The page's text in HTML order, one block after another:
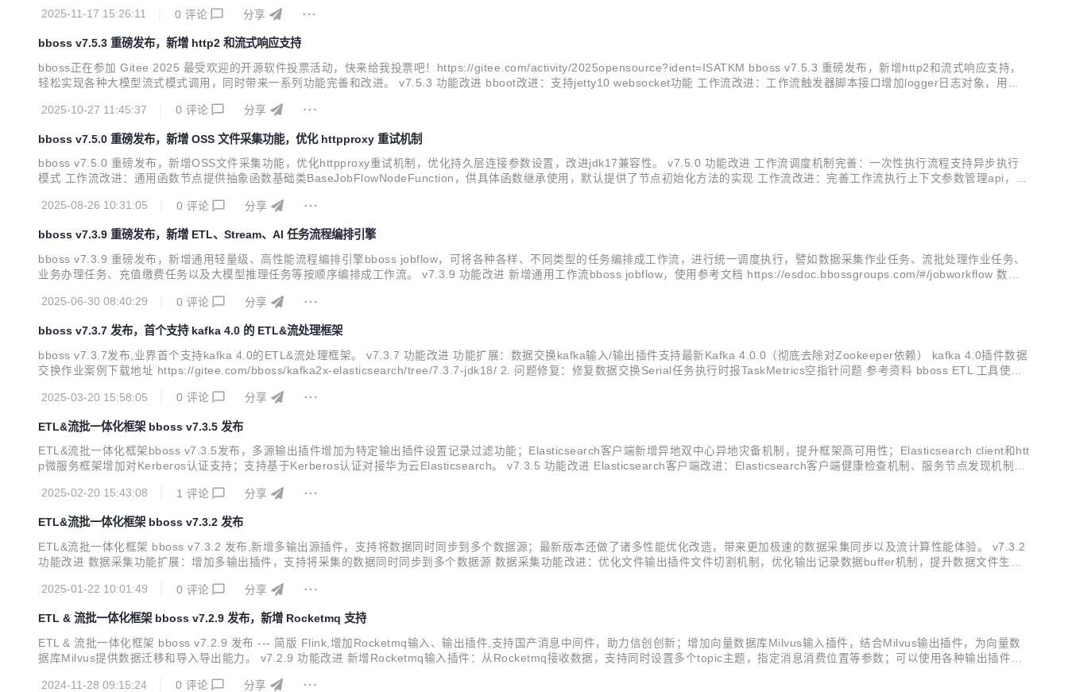
2025-11-17 15:26:11
0 评论 分享
bboss v7.5.3 重磅发布，新增 http2 和流式响应支持
bboss正在参加 Gitee 2025 最受欢迎的开源软件投票活动，快来给我投票吧！https://gitee.com/activity/2025opensource?ident=ISATKM bboss v7.5.3 重磅发布，新增http2和流式响应支持，
轻松实现各种大模型流式模式调用，同时带来一系列功能完善和改进。 v7.5.3 功能改进 bboot改进：支持jetty10 websocket功能 工作流改进：工作流触发器脚本接口增加logger日志对象，用于
2025-10-27 11:45:37
0 评论 分享
bboss v7.5.0 重磅发布，新增 OSS 文件采集功能，优化 httpproxy 重试机制
bboss v7.5.0 重磅发布，新增OSS文件采集功能，优化httpproxy重试机制，优化持久层连接参数设置，改进jdk17兼容性。 v7.5.0 功能改进 工作流调度机制完善：一次性执行流程支持异步执行
模式 工作流改进：通用函数节点提供抽象函数基础类BaseJobFlowNodeFunction，供具体函数继承使用，默认提供了节点初始化方法的实现 工作流改进：完善工作流执行上下文参数管理api，获
2025-08-26 10:31:05
0 评论 分享
bboss v7.3.9 重磅发布，新增 ETL、Stream、AI 任务流程编排引擎
bboss v7.3.9 重磅发布，新增通用轻量级、高性能流程编排引擎bboss jobflow，可将各种各样、不同类型的任务编排成工作流，进行统一调度执行，譬如数据采集作业任务、流批处理作业任务、
业务办理任务、充值缴费任务以及大模型推理任务等按顺序编排成工作流。 v7.3.9 功能改进 新增通用工作流bboss jobflow，使用参考文档 https://esdoc.bbossgroups.com/#/jobworkflow 数据
2025-06-30 08:40:29
0 评论 分享
bboss v7.3.7 发布，首个支持 kafka 4.0 的 ETL&流处理框架
bboss v7.3.7发布,业界首个支持kafka 4.0的ETL&流处理框架。 v7.3.7 功能改进 功能扩展：数据交换kafka输入/输出插件支持最新Kafka 4.0.0（彻底去除对Zookeeper依赖） kafka 4.0插件数据
交换作业案例下载地址 https://gitee.com/bboss/kafka2x-elasticsearch/tree/7.3.7-jdk18/ 2. 问题修复：修复数据交换Serial任务执行时报TaskMetrics空指针问题 参考资料 bboss ETL 工具使用
2025-03-20 15:58:05
0 评论 分享
ETL&流批一体化框架 bboss v7.3.5 发布
ETL&流批一体化框架bboss v7.3.5发布，多源输出插件增加为特定输出插件设置记录过滤功能；Elasticsearch客户端新增异地双中心异地灾备机制，提升框架高可用性；Elasticsearch client和htt
p微服务框架增加对Kerberos认证支持；支持基于Kerberos认证对接华为云Elasticsearch。 v7.3.5 功能改进 Elasticsearch客户端改进：Elasticsearch客户端健康检查机制、服务节点发现机制、
2025-02-20 15:43:08
1 评论 分享
ETL&流批一体化框架 bboss v7.3.2 发布
ETL&流批一体化框架 bboss v7.3.2 发布,新增多输出源插件，支持将数据同时同步到多个数据源；最新版本还做了诸多性能优化改造，带来更加极速的数据采集同步以及流计算性能体验。 v7.3.2
功能改进 数据采集功能扩展：增加多输出插件，支持将采集的数据同时同步到多个数据源 数据采集功能改进：优化文件输出插件文件切割机制，优化输出记录数据buffer机制，提升数据文件生成
序列化方法，提供更加优雅...
2025-01-22 10:01:49 0 评论 分享
ETL & 流批一体化框架 bboss v7.2.9 发布，新增 Rocketmq 支持
ETL & 流批一体化框架 bboss v7.2.9 发布 --- 简版 Flink,增加Rocketmq输入、输出插件,支持国产消息中间件，助力信创创新；增加向量数据库Milvus输入插件，结合Milvus输出插件，为向量数
据库Milvus提供数据迁移和导入导出能力。 v7.2.9 功能改进 新增Rocketmq输入插件：从Rocketmq接收数据，支持同时设置多个topic主题，指定消息消费位置等参数；可以使用各种输出插件输
2024-11-28 09:15:24
0 评论 分享